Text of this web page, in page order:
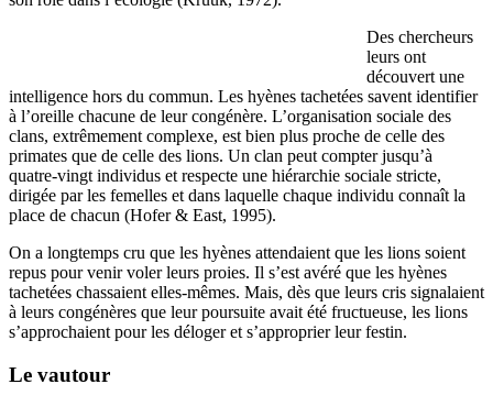
Des chercheurs
leurs ont
découvert une
intelligence hors du commun. Les hyènes tachetées savent identifier
à l’oreille chacune de leur congénère. L’organisation sociale des
clans, extrêmement complexe, est bien plus proche de celle des
primates que de celle des lions. Un clan peut compter jusqu’à
quatre-vingt individus et respecte une hiérarchie sociale stricte,
dirigée par les femelles et dans laquelle chaque individu connaît la
place de chacun (Hofer & East, 1995).
On a longtemps cru que les hyènes attendaient que les lions soient
repus pour venir voler leurs proies. Il s’est avéré que les hyènes
tachetées chassaient elles-mêmes. Mais, dès que leurs cris signalaient
à leurs congénères que leur poursuite avait été fructueuse, les lions
s’approchaient pour les déloger et s’approprier leur festin.
Le vautour